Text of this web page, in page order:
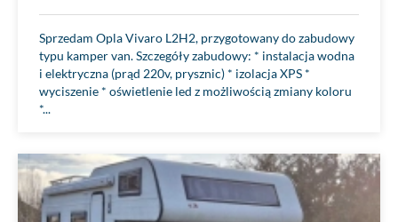
Sprzedam Opla Vivaro L2H2, przygotowany do zabudowy
typu kamper van. Szczegóły zabudowy: * instalacja wodna
i elektryczna (prąd 220v, prysznic) * izolacja XPS *
wyciszenie * oświetlenie led z możliwością zmiany koloru
*...